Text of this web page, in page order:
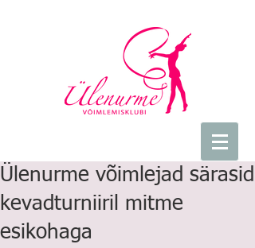
Ülenurme võimlejad särasid
kevadturniiril mitme
esikohaga